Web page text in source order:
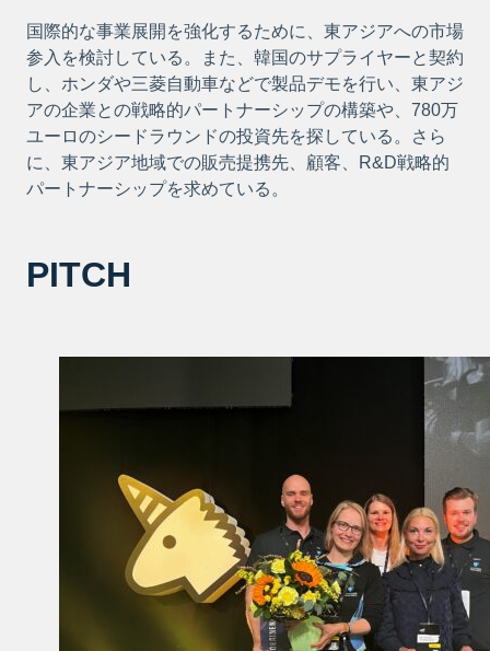
国際的な事業展開を強化するために、東アジアへの市場
参入を検討している。また、韓国のサプライヤーと契約
し、ホンダや三菱自動車などで製品デモを行い、東アジ
アの企業との戦略的パートナーシップの構築や、780万
ユーロのシードラウンドの投資先を探している。さら
に、東アジア地域での販売提携先、顧客、R&D戦略的
パートナーシップを求めている。
PITCH